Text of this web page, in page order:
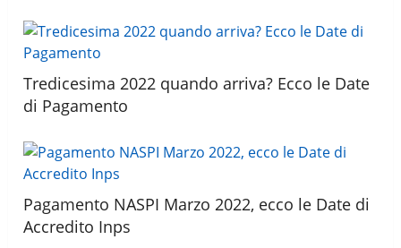
Tredicesima 2022 quando arriva? Ecco le Date
di Pagamento
Pagamento NASPI Marzo 2022, ecco le Date di
Accredito Inps